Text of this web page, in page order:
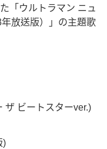
「ウルトラマン ニュ
放送版）」の主題歌
ザ ビートスターver.)
)